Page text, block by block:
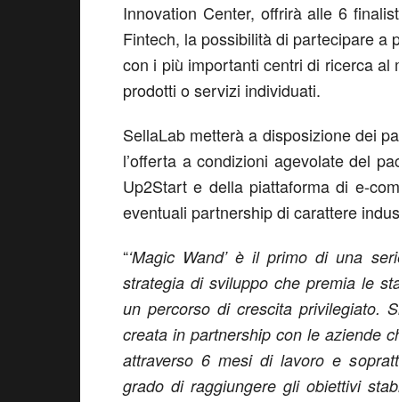
Innovation Center, offrirà alle 6
Fintech, la possibilità di partecipare a
con i più importanti centri di ricerca
prodotti o servizi individuati.
SellaLab metterà a disposizione dei
l’offerta a condizioni agevolate del
Up2Start e della piattaforma di e-
eventuali partnership di carattere
“‘Magic Wand’ è il primo di una
strategia di sviluppo che premia le
un percorso di crescita privilegiato.
creata in partnership con le aziende
attraverso 6 mesi di lavoro e
grado di raggiungere gli obiettivi